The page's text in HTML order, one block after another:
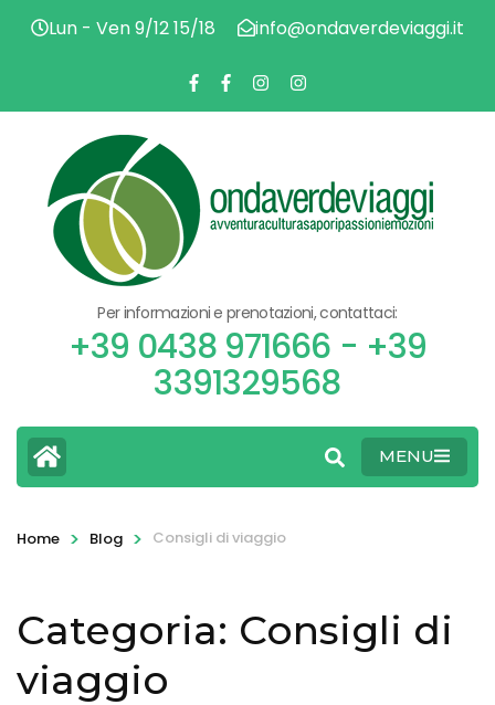
Lun - Ven 9/12 15/18 info@ondaverdeviaggi.it
Per informazioni e prenotazioni, contattaci:
+39 0438 971666 - +39
3391329568
MENU
Home > Blog > Consigli di viaggio
Categoria: Consigli di
viaggio